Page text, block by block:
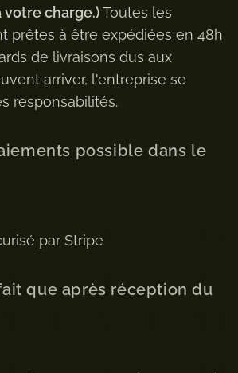
votre charge.)Toutes les
prêtes à être expédiées en 48h
de livraisons dus aux
arriver, l'entreprise se
responsabilités.
possible dans le
par Stripe
que après réception du